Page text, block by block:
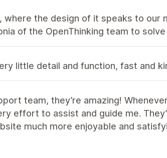
the design of it speaks to our
of the OpenThinking team to
little detail and function, fast and
team, they’re amazing!
effort to assist and guide me.
much more enjoyable and